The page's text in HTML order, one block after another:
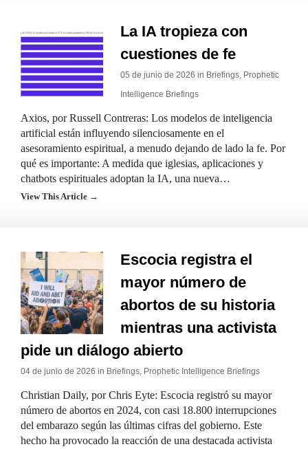
La IA tropieza con
cuestiones de fe
05 de junio de 2026 in Briefings, Prophetic
Intelligence Briefings
Axios, por Russell Contreras: Los modelos de inteligencia
artificial están influyendo silenciosamente en el
asesoramiento espiritual, a menudo dejando de lado la fe. Por
qué es importante: A medida que iglesias, aplicaciones y
chatbots espirituales adoptan la IA, una nueva…
View This Article →
Escocia registra el
mayor número de
abortos de su historia
mientras una activista
pide un diálogo abierto
04 de junio de 2026 in Briefings, Prophetic Intelligence Briefings
Christian Daily, por Chris Eyte: Escocia registró su mayor
número de abortos en 2024, con casi 18.800 interrupciones
del embarazo según las últimas cifras del gobierno. Este
hecho ha provocado la reacción de una destacada activista